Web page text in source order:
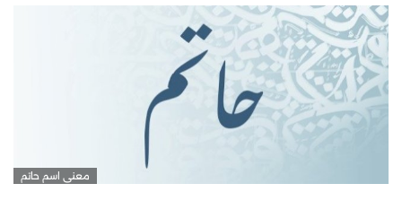
معنى اسم حاتم